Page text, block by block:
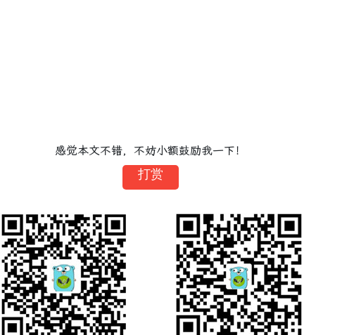
感觉本文不错，不妨小额鼓励我一下！
打赏